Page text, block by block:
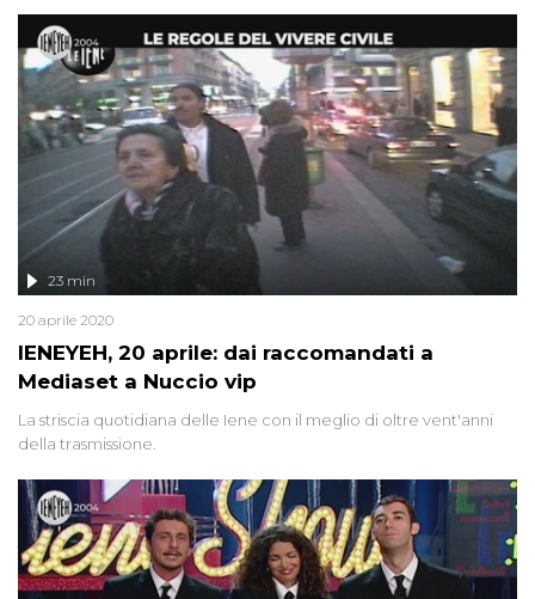
IENEYEH, 20 aprile: dai raccomandati a
Mediaset a Nuccio vip
23 min
20 aprile 2020
La striscia quotidiana delle Iene con il meglio di oltre vent'anni
della trasmissione.